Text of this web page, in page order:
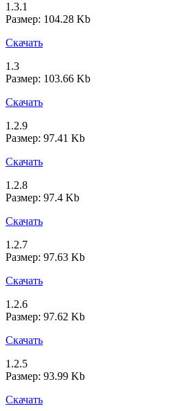
1.3.1
Размер: 104.28 Kb
Скачать
1.3
Размер: 103.66 Kb
Скачать
1.2.9
Размер: 97.41 Kb
Скачать
1.2.8
Размер: 97.4 Kb
Скачать
1.2.7
Размер: 97.63 Kb
Скачать
1.2.6
Размер: 97.62 Kb
Скачать
1.2.5
Размер: 93.99 Kb
Скачать